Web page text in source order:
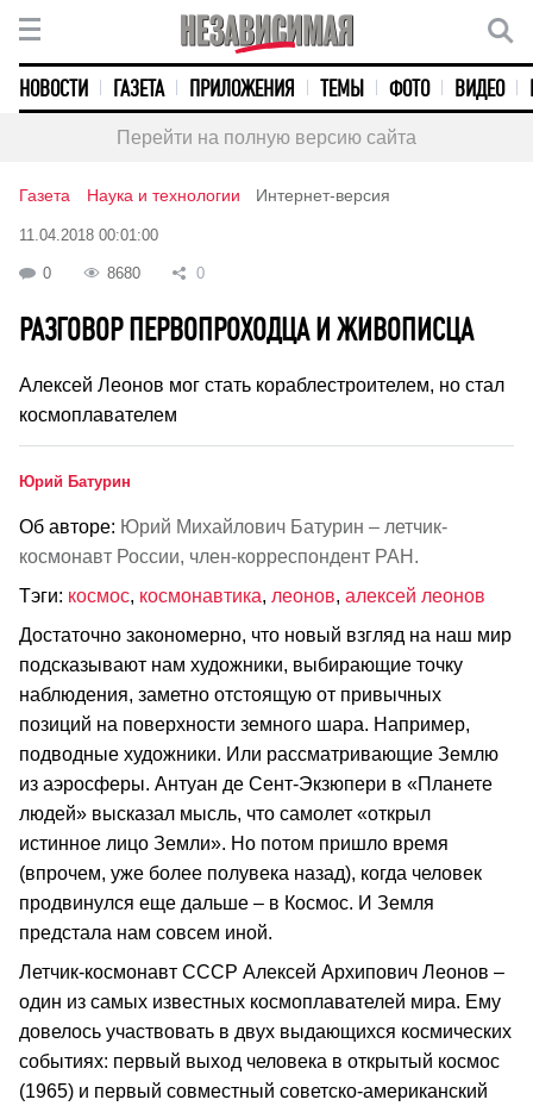
НОВОСТИ ГАЗЕТА ПРИЛОЖЕНИЯ ТЕМЫ ФОТО ВИДЕО
Перейти на полную версию сайта
Газета Наука и технологии Интернет-версия
11.04.2018 00:01:00
0 8680 0
РАЗГОВОР ПЕРВОПРОХОДЦА И ЖИВОПИСЦА
Алексей Леонов мог стать кораблестроителем, но стал
космоплавателем
Юрий Батурин
Об авторе: Юрий Михайлович Батурин – летчик-
космонавт России, член-корреспондент РАН.
Тэги: космос, космонавтика, леонов, алексей леонов
Достаточно закономерно, что новый взгляд на наш мир
подсказывают нам художники, выбирающие точку
наблюдения, заметно отстоящую от привычных
позиций на поверхности земного шара. Например,
подводные художники. Или рассматривающие Землю
из аэросферы. Антуан де Сент-Экзюпери в «Планете
людей» высказал мысль, что самолет «открыл
истинное лицо Земли». Но потом пришло время
(впрочем, уже более полувека назад), когда человек
продвинулся еще дальше – в Космос. И Земля
предстала нам совсем иной.
Летчик-космонавт СССР Алексей Архипович Леонов –
один из самых известных космоплавателей мира. Ему
довелось участвовать в двух выдающихся космических
событиях: первый выход человека в открытый космос
(1965) и первый совместный советско-американский